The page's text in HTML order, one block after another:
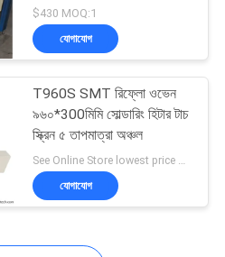
লাইন
এসএমডি এসএমটি হিটিং সেশন সহ
টি 962 সি
$430 MOQ:1
যোগাযোগ
T960S SMT রিফ্লো ওভেন
৯৬০*300মিমি সোল্ডারিং হিটার টাচ
স্ক্রিন ৫ তাপমাত্রা অঞ্চল
See Online Store lowest price MOQ:1
যোগাযোগ